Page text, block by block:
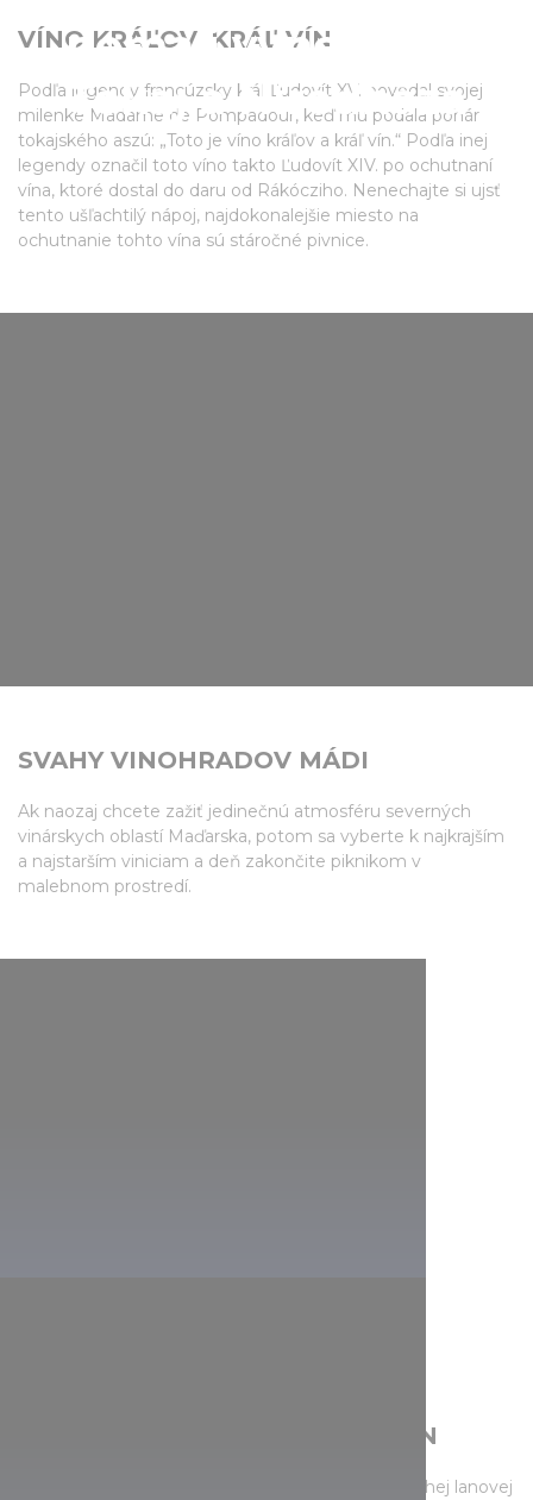
nemali vynechať -
Tokaj a Níreďháza
VÍNO KRÁĽOV, KRÁĽ VÍN
Podľa legendy francúzsky kráľ Ľudovít XV. povedal svojej
milenke Madame de Pompadour, keď mu podala pohár
tokajského aszú: „Toto je víno kráľov a kráľ vín.“ Podľa inej
legendy označil toto víno takto Ľudovít XIV. po ochutnaní
vína, ktoré dostal do daru od Rákócziho. Nenechajte si ujsť
tento ušľachtilý nápoj, najdokonalejšie miesto na
ochutnanie tohto vína sú stáročné pivnice.
SVAHY VINOHRADOV MÁDI
Ak naozaj chcete zažiť jedinečnú atmosféru severných
vinárskych oblastí Maďarska, potom sa vyberte k najkrajším
a najstarším viniciam a deň zakončite piknikom v
malebnom prostredí.
ADRENALÍNOVÝ PARK ZEMPLÉN
Uháňajte rýchlosťou 80 km/h na 1036 metrov dlhej lanovej